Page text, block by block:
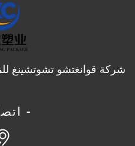
شركة قوانغتشو تشوتشينغ
-